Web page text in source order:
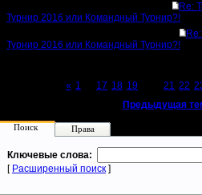
Re:
Турнир 2016 или Командный Турнир?!
Турнир 2016 или Командный Турнир?!
« 1 17 18 19 21 22
Предыдущая
Поиск Права
Ключевые слова:
[ Расширенный поиск ]